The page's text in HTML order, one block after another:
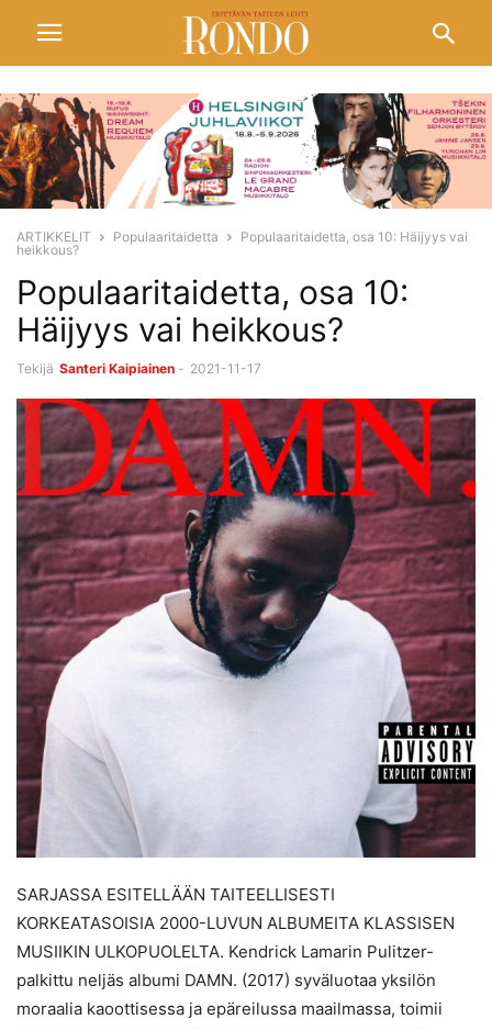
ARTIKKELIT Populaaritaidetta
Populaaritaidetta, osa 10: Häijyys vai
heikkous?
Populaaritaidetta, osa 10:
Häijyys vai heikkous?
Tekijä Santeri Kaipiainen - 2021-11-17
SARJASSA ESITELLÄÄN TAITEELLISESTI
KORKEATASOISIA 2000-LUVUN ALBUMEITA KLASSISEN
MUSIIKIN ULKOPUOLELTA. Kendrick Lamarin Pulitzer-
palkittu neljäs albumi DAMN. (2017) syväluotaa yksilön
moraalia kaoottisessa ja epäreilussa maailmassa, toimii